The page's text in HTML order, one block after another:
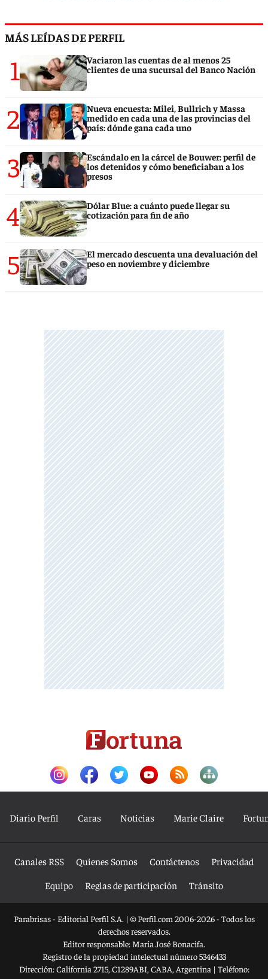
MÁS LEÍDAS DE PERFIL
1
Vaciaron las cuentas de al menos 25
clientes de una sucursal del Banco Nación
2
Nueva encuesta: Milei, Bullrich y Massa
medido en cada una de las provincias del
país: dónde gana cada uno
3
Escándalo en la cárcel de Bouwer: perfil de
los detenidos y cómo beneficiaban a los
presos
4
Dólar Blue: a cuánto puede llegar su
cotización para fin de año
5
El mercado descuenta una devaluación del
peso en noviembre y diciembre
Diario Perfil Caras Noticias Marie Claire
Canales RSS Quienes Somos Contáctenos
Privacidad
Equipo
Reglas de participación Tránsito
Parabrisas - Editorial Perfil S.A. | © Perfil.com 2006-2026 - Todos los
derechos reservados.
Editor responsable: María José Bonacifa.
Registro de la propiedad intelectual número 5346433
Dirección:California 2715, C1289ABI, CABA, Argentina | Teléfono: